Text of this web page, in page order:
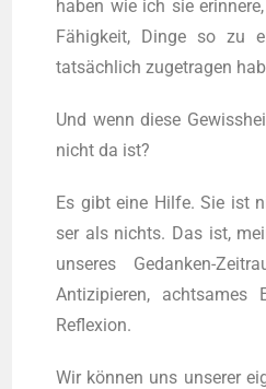
haben wie ich sie
Fähigkeit, Din­ge so zu
tatsächlich zuge­tra­gen
Und wenn die­se
nicht da ist?
Es gibt eine Hil­fe. Sie ist
ser als nichts. Das ist,
unse­res Gedan­ken-
Anti­zi­pie­ren, acht­sa­mes
Reflexion.
Wir können uns unse­rer